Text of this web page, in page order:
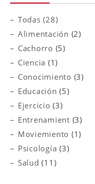
Todas (28)
Alimentación (2)
Cachorro (5)
Ciencia (1)
Conocimiento (3)
Educación (5)
Ejercicio (3)
Entrenamient (3)
Moviemiento (1)
Psicología (3)
Salud (11)